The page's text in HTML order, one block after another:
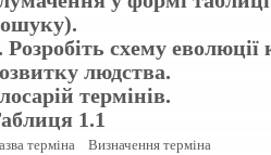
Розробіть схему
людства.
термінів.
1.1
терміна Визначення терміна